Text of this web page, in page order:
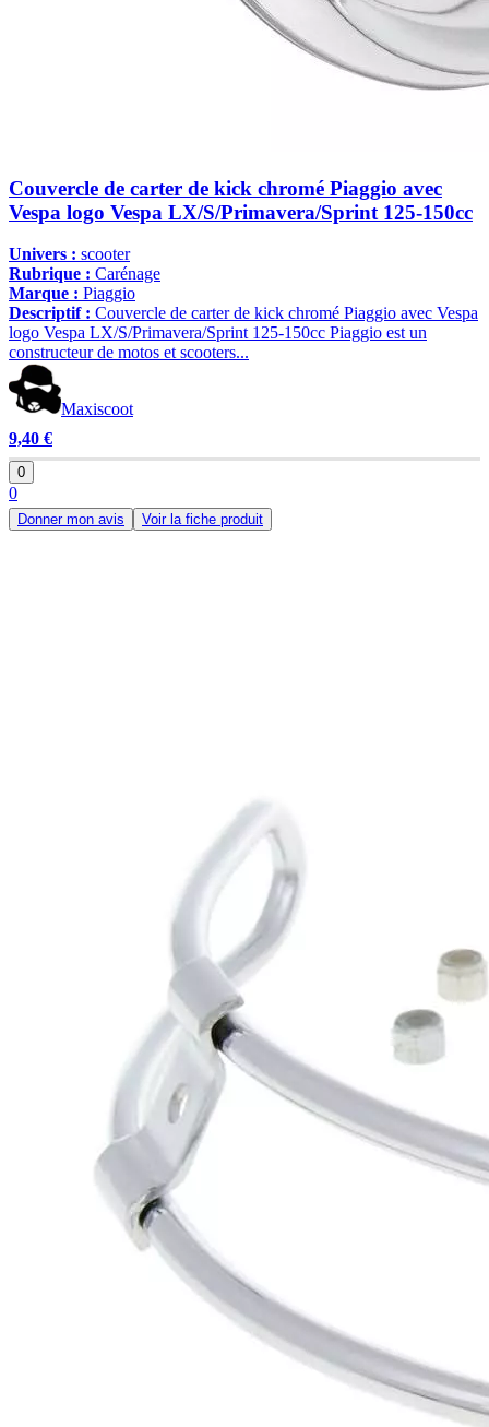
Couvercle de carter de kick chromé Piaggio avec
Vespa logo Vespa LX/S/Primavera/Sprint 125-150cc
Univers : scooter
Rubrique : Carénage
Marque : Piaggio
Descriptif : Couvercle de carter de kick chromé Piaggio avec Vespa
logo Vespa LX/S/Primavera/Sprint 125-150cc Piaggio est un
constructeur de motos et scooters...
Maxiscoot
9,40 €
0
0
Donner mon avis Voir la fiche produit